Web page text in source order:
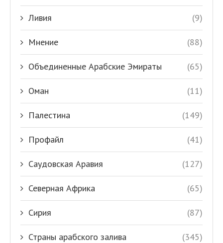
Ливия (9)
Мнение (88)
Объединенные Арабские Эмираты (65)
Оман (11)
Палестина (149)
Профайл (41)
Саудовская Аравия (127)
Северная Африка (65)
Сирия (87)
Страны арабского залива (345)